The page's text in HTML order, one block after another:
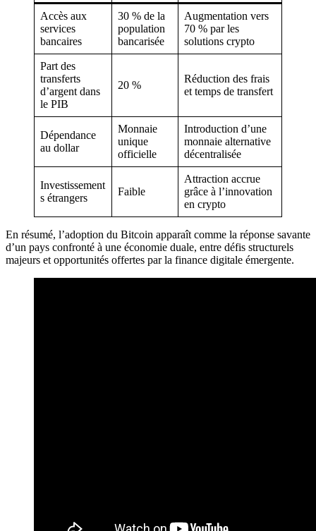
Accès aux
services
bancaires
30 % de la
population
bancarisée
Augmentation vers
70 % par les
solutions crypto
Part des
transferts
d’argent dans
le PIB
20 %
Réduction des frais
et temps de transfert
Dépendance
au dollar
Monnaie
unique
officielle
Introduction d’une
monnaie alternative
décentralisée
Investissement
s étrangers
Faible
Attraction accrue
grâce à l’innovation
en crypto
En résumé, l’adoption du Bitcoin apparaît comme la réponse savante
d’un pays confronté à une économie duale, entre défis structurels
majeurs et opportunités offertes par la finance digitale émergente.